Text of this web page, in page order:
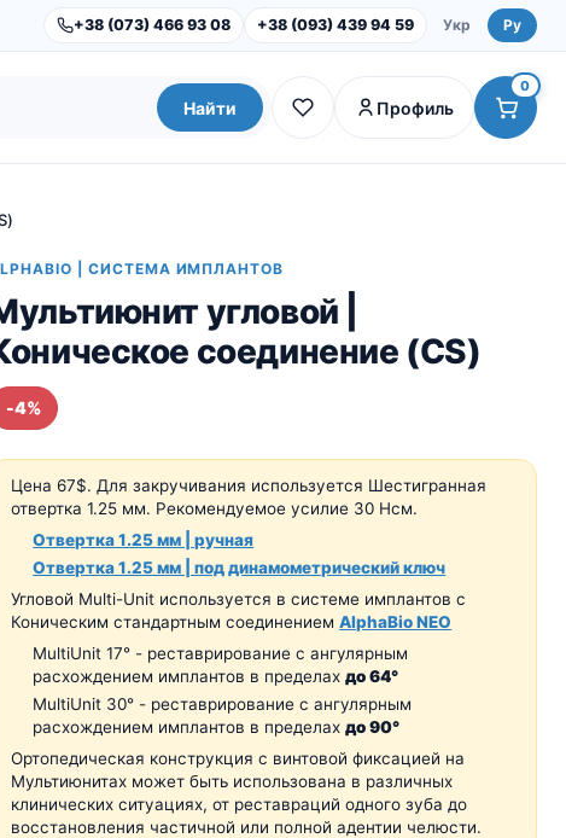
+38 (073) 466 93 08 +38 (093) 439 94 59 Укр Ру
Dental Studio |
Инструменты и наборы
Оборудование
Найти Профиль
0
| СИСТЕМА ИМПЛАНТОВ
угловой |
соединение (CS)
-4%
Цена 67$. Для закручивания используется Шестигранная
отвертка 1.25 мм. Рекомендуемое усилие 30 Нсм.
Отвертка 1.25 мм | ручная
Отвертка 1.25 мм | под динамометрический ключ
Угловой Multi-Unit используется в системе имплантов с
Коническим стандартным соединениемAlphaBio NEO
MultiUnit 17° - реставрирование с ангулярным
расхождением имплантов в пределахдо 64°
MultiUnit 30° - реставрирование с ангулярным
расхождением имплантов в пределахдо 90°
Ортопедическая конструкция с винтовой фиксацией на
Мультиюнитах может быть использована в различных
клинических ситуациях, от реставраций одного зуба до
восстановления частичной или полной адентии челюсти.